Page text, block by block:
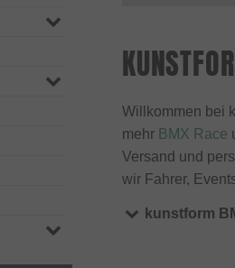
Willkommen bei
mehr BMX Race
Versand und
wir Fahrer,
kunstform